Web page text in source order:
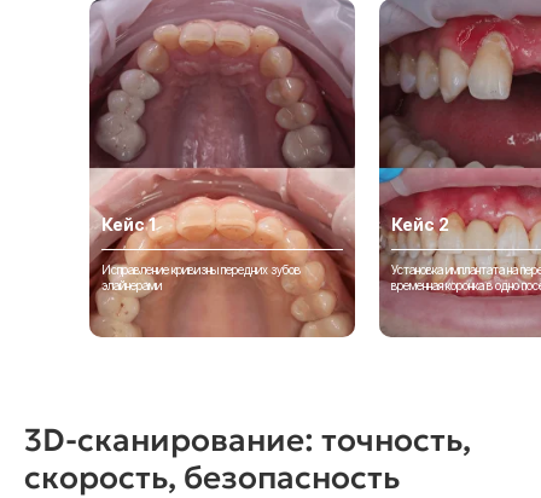
Установка имплантата на
временная коронка в одно
Кейс 2
Кейс 1
Исправление кривизны передних зубов
элайнерами
3D-сканирование: точность,
скорость, безопасность